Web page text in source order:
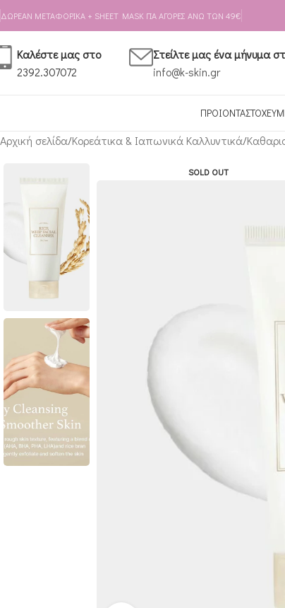
Skip to navigation
Skip to main content
ΔΩΡΕΑΝ ΜΕΤΑΦΟΡΙΚΑ + SHEET MASK ΓΙΑ ΑΓΟΡΕΣ ΑΝΩ ΤΩΝ 49€
Καλέστε μας στο
2392.307072
Στείλτε μας ένα μήνυμα
info@k-skin.gr
ΠΡΟΙΟΝΤΑ
Αρχική σελίδα Κορεάτικα & Ιαπωνικά Καλλυντικά
SOLD OUT